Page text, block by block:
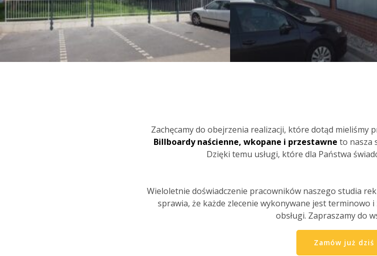
Zachęcamy do obejrzenia realizacji, które dotąd mieliśmy
Billboardy naścienne, wkopane i przestawne to nasza
Dzięki temu usługi, które dla Państwa
Wieloletnie doświadczenie pracowników naszego studia
sprawia, że każde zlecenie wykonywane jest terminowo
obsługi. Zapraszamy do
Zamów już dziś